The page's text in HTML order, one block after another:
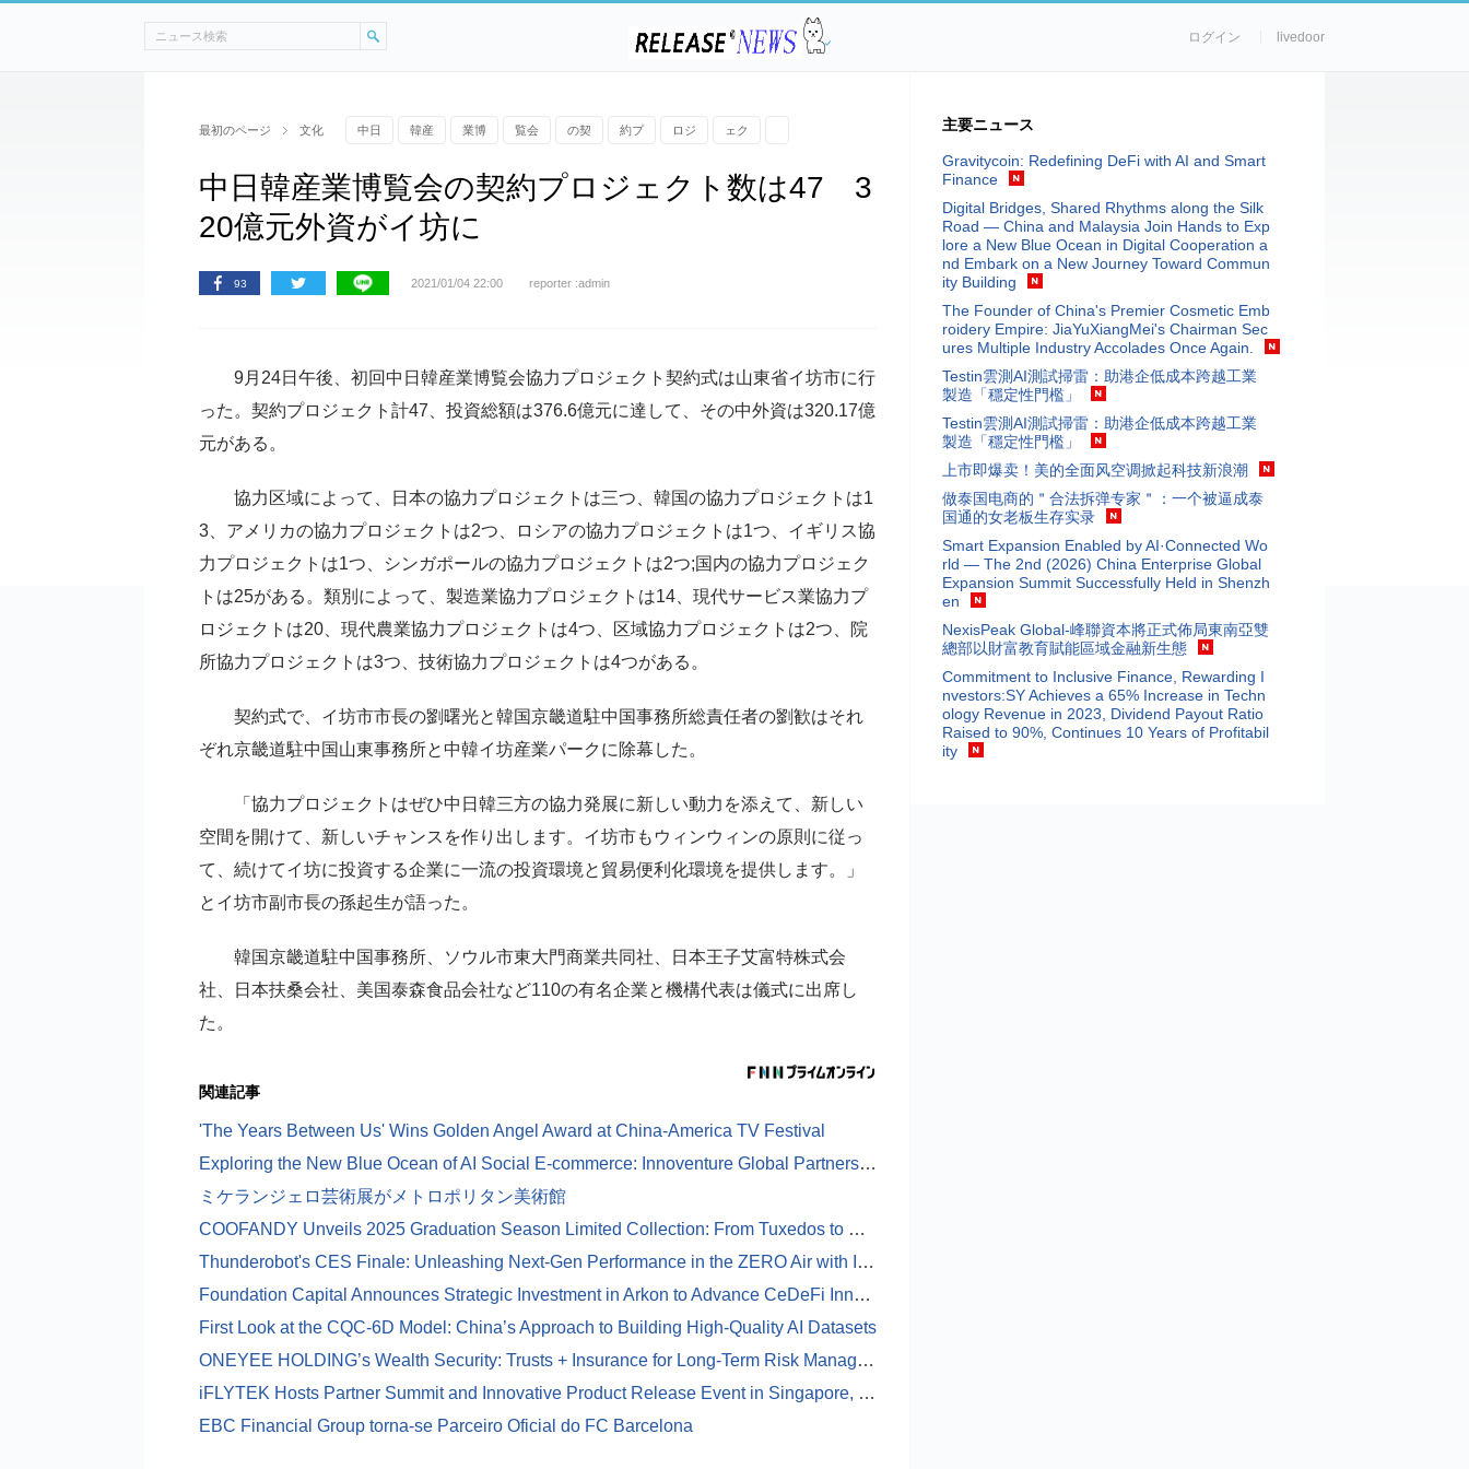
ログイン livedoor
最初のページ 文化 中日 韓産 業博 覧会 の契 約プ ロジ ェク
中日韓産業博覧会の契約プロジェクト数は47 3
20億元外資がイ坊に
93 2021/01/04 22:00 reporter :admin
9月24日午後、初回中日韓産業博覧会協力プロジェクト契約式は山東省イ坊市に行
った。契約プロジェクト計47、投資総額は376.6億元に達して、その中外資は320.17億
元がある。
協力区域によって、日本の協力プロジェクトは三つ、韓国の協力プロジェクトは1
3、アメリカの協力プロジェクトは2つ、ロシアの協力プロジェクトは1つ、イギリス協
力プロジェクトは1つ、シンガポールの協力プロジェクトは2つ;国内の協力プロジェク
トは25がある。類別によって、製造業協力プロジェクトは14、現代サービス業協力プ
ロジェクトは20、現代農業協力プロジェクトは4つ、区域協力プロジェクトは2つ、院
所協力プロジェクトは3つ、技術協力プロジェクトは4つがある。
契約式で、イ坊市市長の劉曙光と韓国京畿道駐中国事務所総責任者の劉歓はそれ
ぞれ京畿道駐中国山東事務所と中韓イ坊産業パークに除幕した。
「協力プロジェクトはぜひ中日韓三方の協力発展に新しい動力を添えて、新しい
空間を開けて、新しいチャンスを作り出します。イ坊市もウィンウィンの原則に従っ
て、続けてイ坊に投資する企業に一流の投資環境と貿易便利化環境を提供します。」
とイ坊市副市長の孫起生が語った。
韓国京畿道駐中国事務所、ソウル市東大門商業共同社、日本王子艾富特株式会
社、日本扶桑会社、美国泰森食品会社など110の有名企業と機構代表は儀式に出席し
た。
関連記事
'The Years Between Us' Wins Golden Angel Award at China-America TV Festival
Exploring the New Blue Ocean of AI Social E-commerce: Innoventure Global Partners Ltd Launches “Investment + Incubation” Model
ミケランジェロ芸術展がメトロポリタン美術館
COOFANDY Unveils 2025 Graduation Season Limited Collection: From Tuxedos to Polo Shirts, Offering One-Stop Solutions for All-Scenario Outfits
Thunderobot's CES Finale: Unleashing Next-Gen Performance in the ZERO Air with Intel Panther Lake
Foundation Capital Announces Strategic Investment in Arkon to Advance CeDeFi Innovation
First Look at the CQC-6D Model: China’s Approach to Building High-Quality AI Datasets
ONEYEE HOLDING’s Wealth Security: Trusts + Insurance for Long-Term Risk Management
iFLYTEK Hosts Partner Summit and Innovative Product Release Event in Singapore, Strengthening AI Innovation in Southeast Asia
EBC Financial Group torna-se Parceiro Oficial do FC Barcelona
主要ニュース
Gravitycoin: Redefining DeFi with AI and Smart
Finance
Digital Bridges, Shared Rhythms along the Silk
Road — China and Malaysia Join Hands to Exp
lore a New Blue Ocean in Digital Cooperation a
nd Embark on a New Journey Toward Commun
ity Building
The Founder of China's Premier Cosmetic Emb
roidery Empire: JiaYuXiangMei's Chairman Sec
ures Multiple Industry Accolades Once Again.
Testin雲測AI測試掃雷：助港企低成本跨越工業
製造「穩定性門檻」
Testin雲測AI測試掃雷：助港企低成本跨越工業
製造「穩定性門檻」
上市即爆卖！美的全面风空调掀起科技新浪潮
做泰国电商的＂合法拆弹专家＂：一个被逼成泰
国通的女老板生存实录
Smart Expansion Enabled by AI·Connected Wo
rld — The 2nd (2026) China Enterprise Global
Expansion Summit Successfully Held in Shenzh
en
NexisPeak Global-峰聯資本將正式佈局東南亞雙
總部以財富教育賦能區域金融新生態
Commitment to Inclusive Finance, Rewarding I
nvestors:SY Achieves a 65% Increase in Techn
ology Revenue in 2023, Dividend Payout Ratio
Raised to 90%, Continues 10 Years of Profitabil
ity